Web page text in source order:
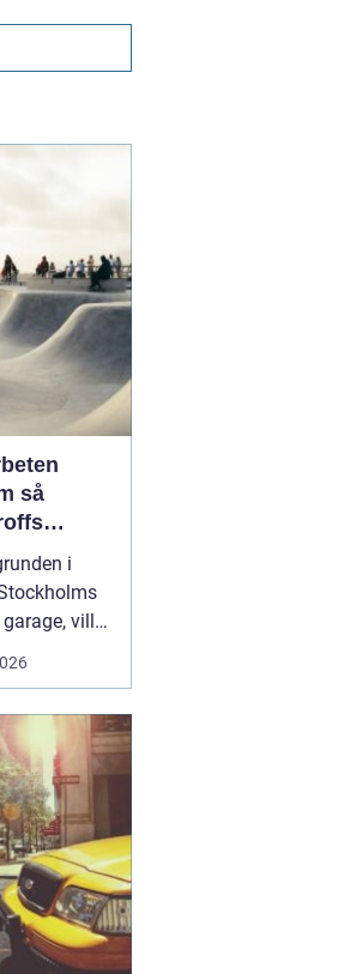
i
villor
om
det
grunder,
och
som håller
som
byg...